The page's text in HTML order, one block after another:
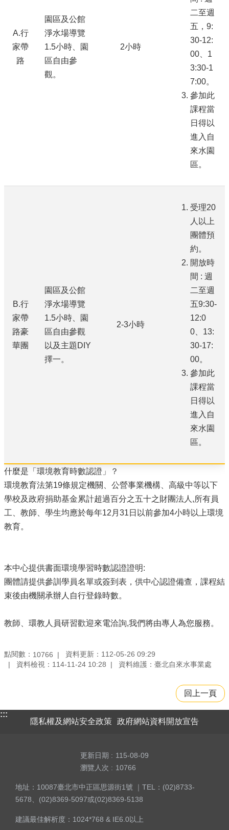
A.行
家帶
路
園區及公館
淨水場導覽
1.5小時、園
區自由參
觀。
2小時
二至週
五，9:
30-12:
00、1
3:30-1
7:00。
參加此
課程當
日得以
進入自
來水園
區。
B.行
家帶
路豪
華團
園區及公館
淨水場導覽
1.5小時、園
區自由參觀
以及主題DIY
擇一。
2-3小時
受理20
人以上
團體預
約。
開放時
間 : 週
二至週
五9:30-
12:0
0、13:
30-17:
00。
參加此
課程當
日得以
進入自
來水園
區。
什麼是「環境教育時數認證」？
環境教育法第19條規定機關、公營事業機構、高級中等以下
學校及政府捐助基金累計超過百分之五十之財團法人,所有員
工、教師、學生均應於每年12月31日以前參加4小時以上環境
教育。
本中心提供書面環境學習時數認證證明:
團體請提供參訓學員名單或簽到表，供中心認證備查，課程結
束後由機關承辦人自行登錄時數。
教師、環教人員研習歡迎來電洽詢,我們將由專人為您服務。
點閱數： 10766
資料更新：112-05-26 09:29
資料檢視：114-11-24 10:28
資料維護：臺北自來水事業處
回上一頁
:::
隱私權及網站安全政策 政府網站資料開放宣告
更新日期
115-08-09
瀏覽人次
10766
地址：10087臺北市中正區思源街1號 ｜TEL：(02)8733-
5678、(02)8369-5097或(02)8369-5138
建議最佳解析度：1024*768 & IE6.0以上